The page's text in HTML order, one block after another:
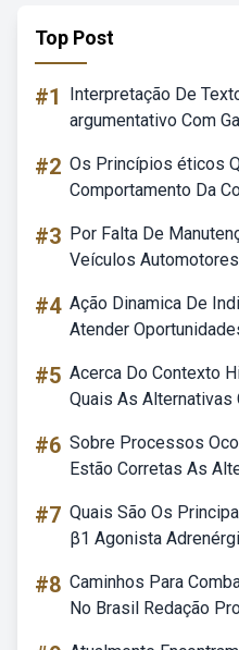
Top Post
#1
Interpretação De
argumentativo Com
#2 Os Princípios éticos
Comportamento Da
#3 Por Falta De
Veículos
#4 Ação Dinamica De
Atender
#5 Acerca Do Contexto
Quais As Alternativas
#6 Sobre Processos
Estão Corretas As
#7 Quais São Os
β1 Agonista
#8 Caminhos Para
No Brasil Redação